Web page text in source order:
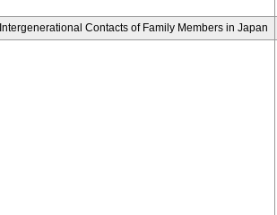
Contacts of Family Members in Japan